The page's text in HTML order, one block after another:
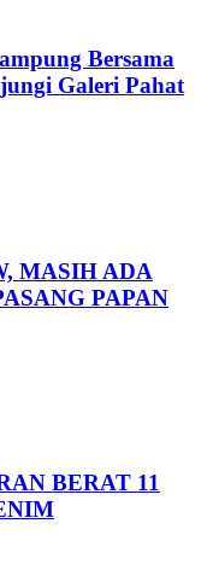
Bersama
Galeri Pahat
MASIH ADA
PAPAN
BERAT 11